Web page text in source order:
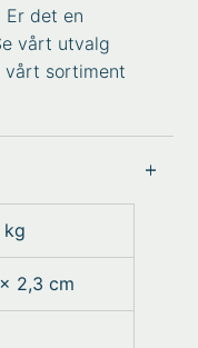
Er det en
vårt utvalg
vårt sortiment
kg
2,3 cm